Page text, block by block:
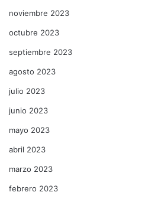
noviembre 2023
octubre 2023
septiembre 2023
agosto 2023
julio 2023
junio 2023
mayo 2023
abril 2023
marzo 2023
febrero 2023